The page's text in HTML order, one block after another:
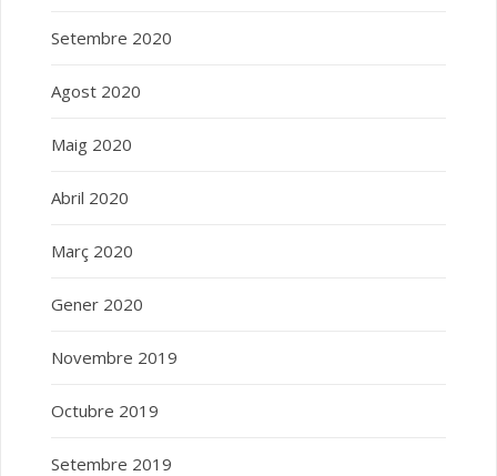
Setembre 2020
Agost 2020
Maig 2020
Abril 2020
Març 2020
Gener 2020
Novembre 2019
Octubre 2019
Setembre 2019